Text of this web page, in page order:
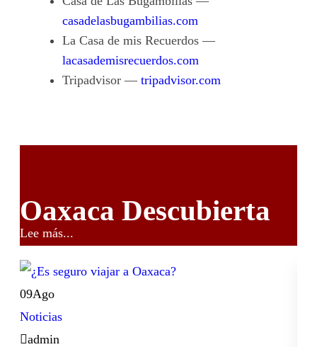
casadelasbugambilias.com
La Casa de mis Recuerdos —
lacasademisrecuerdos.com
Tripadvisor — tripadvisor.com
Oaxaca Descubierta
Lee más...
09Ago
Noticias
admin